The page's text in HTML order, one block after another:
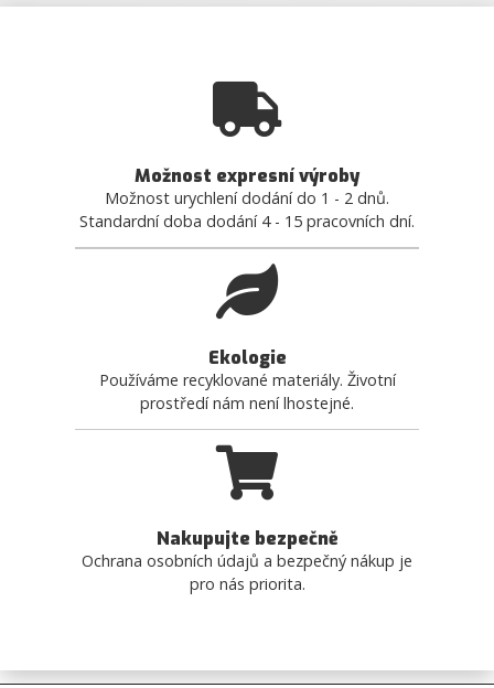
Možnost expresní výroby
Možnost urychlení dodání do 1 - 2 dnů.
Standardní doba dodání 4 - 15 pracovních dní.
Ekologie
Používáme recyklované materiály. Životní
prostředí nám není lhostejné.
Nakupujte bezpečně
Ochrana osobních údajů a bezpečný nákup je
pro nás priorita.